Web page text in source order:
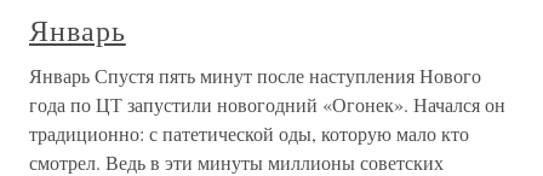
Январь
Январь Спустя пять минут после наступления Нового
года по ЦТ запустили новогодний «Огонек». Начался он
традиционно: с патетической оды, которую мало кто
смотрел. Ведь в эти минуты миллионы советских